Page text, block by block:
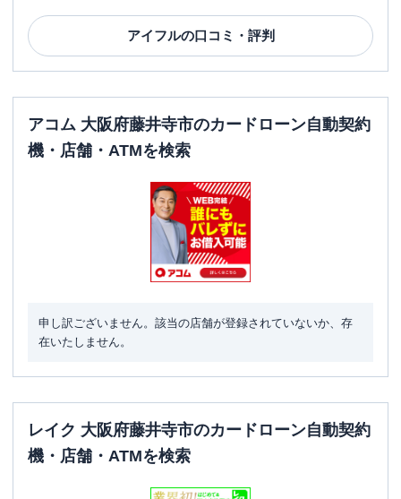
アイフルの口コミ・評判
アコム 大阪府藤井寺市のカードローン自動契約
機・店舗・ATMを検索
申し訳ございません。該当の店舗が登録されていないか、存
在いたしません。
レイク 大阪府藤井寺市のカードローン自動契約
機・店舗・ATMを検索